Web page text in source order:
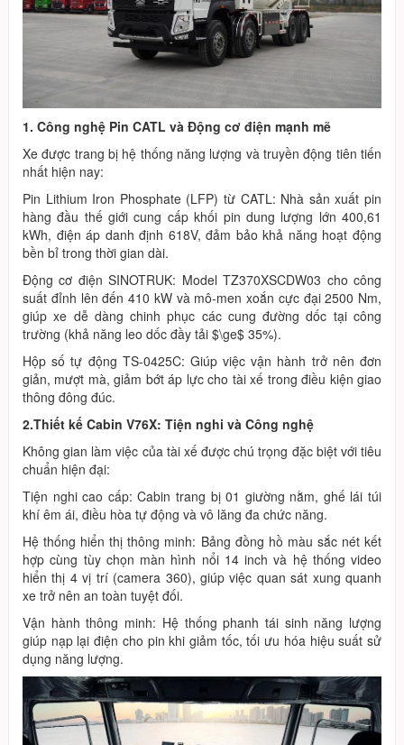
1. Công nghệ Pin CATL và Động cơ điện mạnh mẽ
Xe được trang bị hệ thống năng lượng và truyền động tiên tiến
nhất hiện nay:
Pin Lithium Iron Phosphate (LFP) từ CATL: Nhà sản xuất pin
hàng đầu thế giới cung cấp khối pin dung lượng lớn 400,61
kWh, điện áp danh định 618V, đảm bảo khả năng hoạt động
bền bỉ trong thời gian dài.
Động cơ điện SINOTRUK: Model TZ370XSCDW03 cho công
suất đỉnh lên đến 410 kW và mô-men xoắn cực đại 2500 Nm,
giúp xe dễ dàng chinh phục các cung đường dốc tại công
trường (khả năng leo dốc đầy tải $\ge$ 35%).
Hộp số tự động TS-0425C: Giúp việc vận hành trở nên đơn
giản, mượt mà, giảm bớt áp lực cho tài xế trong điều kiện giao
thông đông đúc.
2.Thiết kế Cabin V76X: Tiện nghi và Công nghệ
Không gian làm việc của tài xế được chú trọng đặc biệt với tiêu
chuẩn hiện đại:
Tiện nghi cao cấp: Cabin trang bị 01 giường nằm, ghế lái túi
khí êm ái, điều hòa tự động và vô lăng đa chức năng.
Hệ thống hiển thị thông minh: Bảng đồng hồ màu sắc nét kết
hợp cùng tùy chọn màn hình nổi 14 inch và hệ thống video
hiển thị 4 vị trí (camera 360), giúp việc quan sát xung quanh
xe trở nên an toàn tuyệt đối.
Vận hành thông minh: Hệ thống phanh tái sinh năng lượng
giúp nạp lại điện cho pin khi giảm tốc, tối ưu hóa hiệu suất sử
dụng năng lượng.